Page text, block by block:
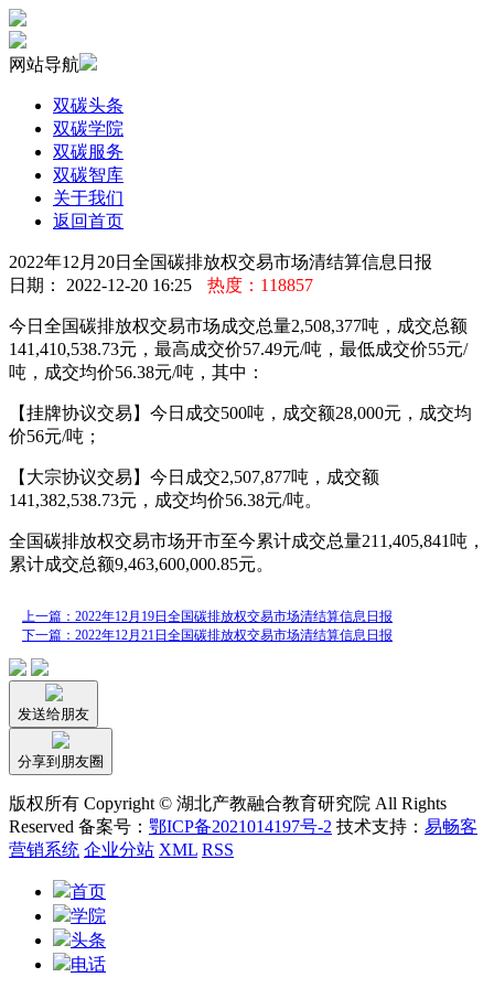
网站导航
双碳头条
双碳学院
双碳服务
双碳智库
关于我们
返回首页
2022年12月20日全国碳排放权交易市场清结算信息日报
日期： 2022-12-20 16:25
热度：118857
今日全国碳排放权交易市场成交总量2,508,377吨，成交总额
141,410,538.73元，最高成交价57.49元/吨，最低成交价55元/
吨，成交均价56.38元/吨，其中：
【挂牌协议交易】今日成交500吨，成交额28,000元，成交均
价56元/吨；
【大宗协议交易】今日成交2,507,877吨，成交额
141,382,538.73元，成交均价56.38元/吨。
全国碳排放权交易市场开市至今累计成交总量211,405,841吨，
累计成交总额9,463,600,000.85元。
上一篇：2022年12月19日全国碳排放权交易市场清结算信息日报
下一篇：2022年12月21日全国碳排放权交易市场清结算信息日报
发送给朋友
分享到朋友圈
版权所有 Copyright © 湖北产教融合教育研究院 All Rights
Reserved 备案号： 鄂ICP备2021014197号-2 技术支持： 易畅客
营销系统 企业分站 XML RSS
首页
学院
头条
电话